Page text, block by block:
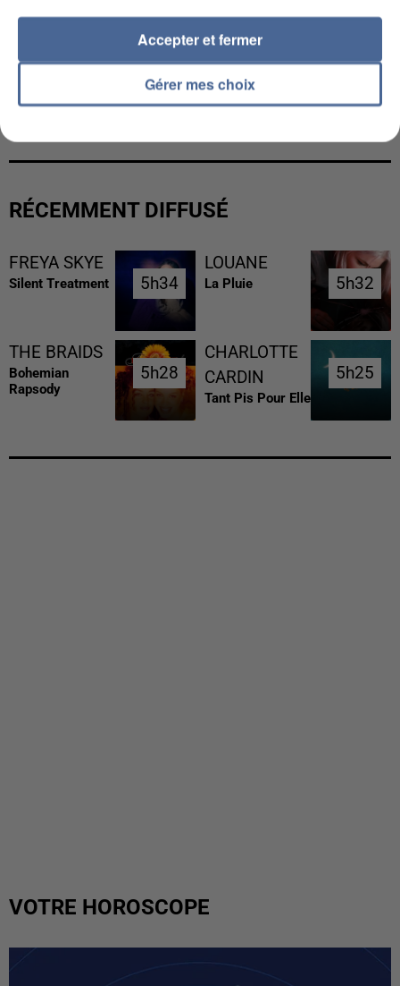
L’UN DES FONDATEURS SUPPOSÉS DE LA DZ
RÉCEMMENT DIFFUSÉ
FREYA SKYE
Silent Treatment 5h34
5h34
LOUANE
La Pluie 5h32
5h32
THE BRAIDS
Bohemian
Rapsody
5h28
5h28
CHARLOTTE
CARDIN
Tant Pis Pour Elle
5h25
5h25
VOTRE HOROSCOPE
Gérer mes choix
Accepter et fermer